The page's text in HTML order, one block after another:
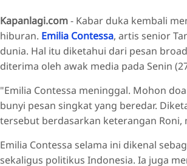
Kapanlagi.com- Kabar duka kembali
hiburan. Emilia Contessa, artis senior
dunia. Hal itu diketahui dari pesan
diterima oleh awak media pada Senin
"Emilia Contessa meninggal. Mohon
bunyi pesan singkat yang beredar.
tersebut berdasarkan keterangan Roni,
Emilia Contessa selama ini dikenal
sekaligus politikus Indonesia. Ia juga